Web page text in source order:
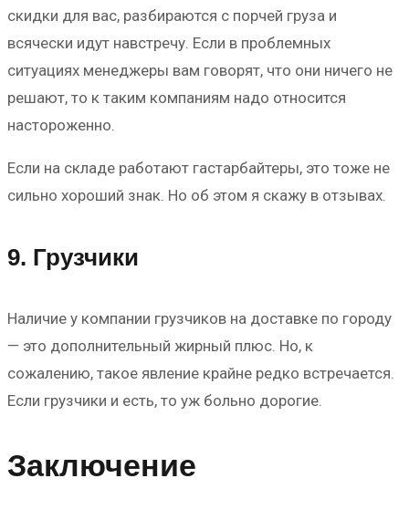
скидки для вас, разбираются с порчей груза и
всячески идут навстречу. Если в проблемных
ситуациях менеджеры вам говорят, что они ничего не
решают, то к таким компаниям надо относится
настороженно.
Если на складе работают гастарбайтеры, это тоже не
сильно хороший знак. Но об этом я скажу в отзывах.
9. Грузчики
Наличие у компании грузчиков на доставке по городу
— это дополнительный жирный плюс. Но, к
сожалению, такое явление крайне редко встречается.
Если грузчики и есть, то уж больно дорогие.
Заключение